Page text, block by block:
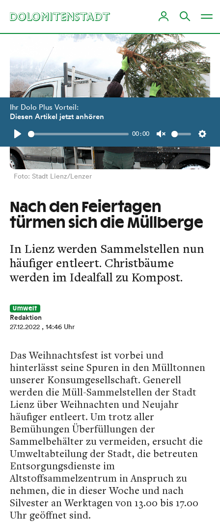
Ihr Dolo Plus Vorteil:
Diesen Artikel jetzt anhören
Play
00:00
Unmute
Foto: Stadt Lienz/Lenzer
Nach den Feiertagen
türmen sich die Müllberge
In Lienz werden Sammelstellen nun
häufiger entleert. Christbäume
werden im Idealfall zu Kompost.
Umwelt
Redaktion
27.12.2022 , 14:46 Uhr
Das Weihnachtsfest ist vorbei und
hinterlässt seine Spuren in den Mülltonnen
unserer Konsumgesellschaft. Generell
werden die Müll-Sammelstellen der Stadt
Lienz über Weihnachten und Neujahr
häufiger entleert. Um trotz aller
Bemühungen Überfüllungen der
Sammelbehälter zu vermeiden, ersucht die
Umweltabteilung der Stadt, die betreuten
Entsorgungsdienste im
Altstoffsammelzentrum in Anspruch zu
nehmen, die in dieser Woche und nach
Silvester an Werktagen von 13.00 bis 17.00
Uhr geöffnet sind.